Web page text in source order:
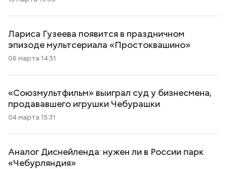
Лариса Гузеева появится в праздничном
эпизоде мультсериала «Простоквашино»
06 марта 14:51
«Союзмультфильм» выиграл суд у бизнесмена,
продававшего игрушки Чебурашки
04 марта 15:31
Аналог Диснейленда: нужен ли в России парк
«Чебурляндия»